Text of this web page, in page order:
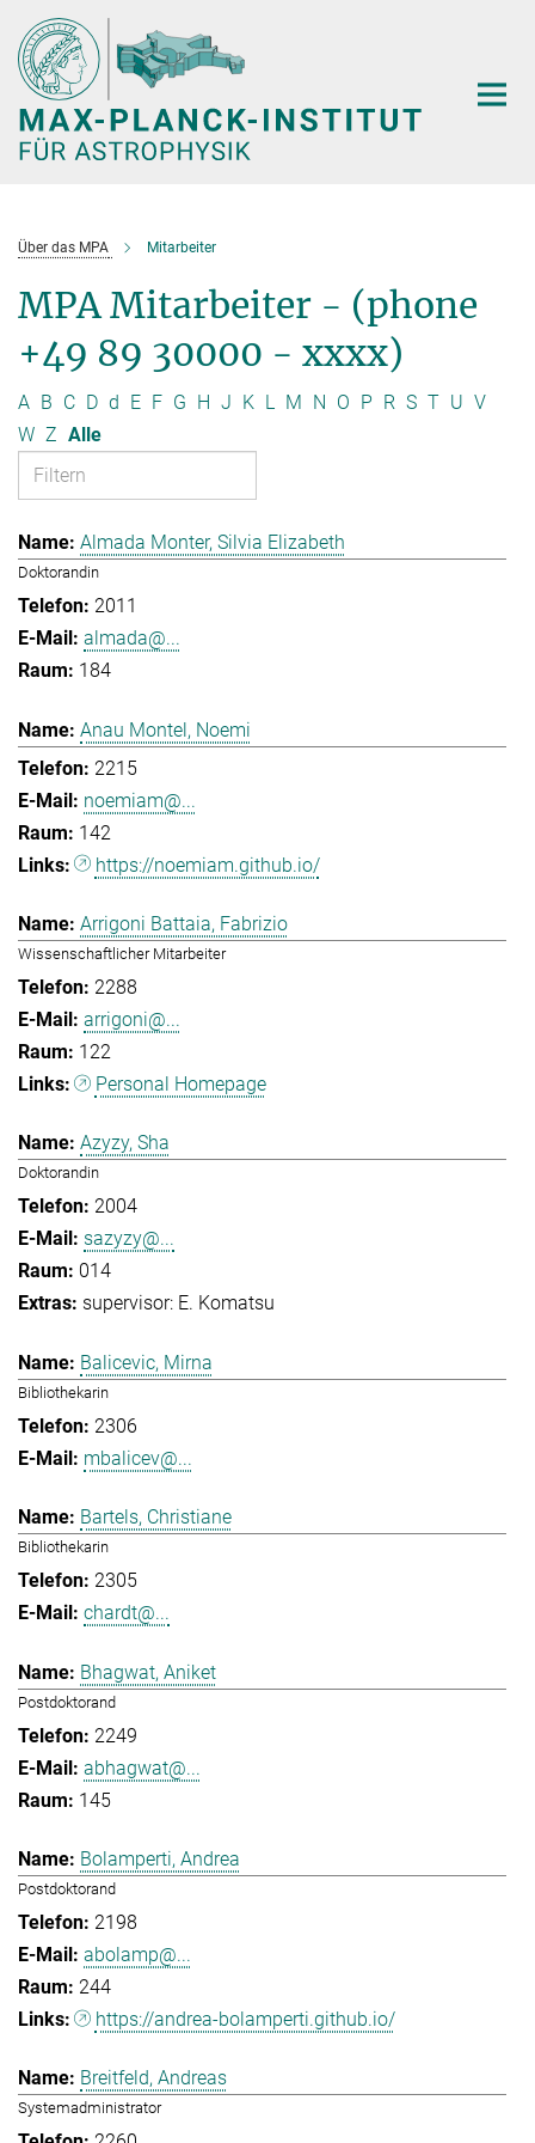
Hauptinhalt
Über das MPA Mitarbeiter
MPA Mitarbeiter - (phone
+49 89 30000 - xxxx)
A B C D d E F G H J K L M N O P R S T U V
W Z Alle
Almada Monter, Silvia Elizabeth
Doktorandin
2011
almada@...
184
Anau Montel, Noemi
2215
noemiam@...
142
https://noemiam.github.io/
Arrigoni Battaia, Fabrizio
Wissenschaftlicher Mitarbeiter
2288
arrigoni@...
122
Personal Homepage
Azyzy, Sha
Doktorandin
2004
sazyzy@...
014
supervisor: E. Komatsu
Balicevic, Mirna
Bibliothekarin
2306
mbalicev@...
Bartels, Christiane
Bibliothekarin
2305
chardt@...
Bhagwat, Aniket
Postdoktorand
2249
abhagwat@...
145
Bolamperti, Andrea
Postdoktorand
2198
abolamp@...
244
https://andrea-bolamperti.github.io/
Breitfeld, Andreas
Systemadministrator